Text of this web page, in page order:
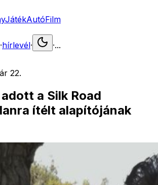
JátékAutóFilm
·hírlevél· ·...
22.
a Silk Road
ítélt alapítójának